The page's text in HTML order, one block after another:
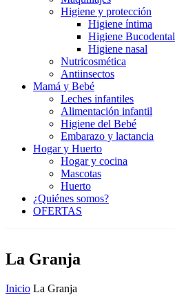
Higiene y protección
Higiene íntima
Higiene Bucodental
Higiene nasal
Nutricosmética
Antiinsectos
Mamá y Bebé
Leches infantiles
Alimentación infantil
Higiene del Bebé
Embarazo y lactancia
Hogar y Huerto
Hogar y cocina
Mascotas
Huerto
¿Quiénes somos?
OFERTAS
La Granja
Inicio La Granja